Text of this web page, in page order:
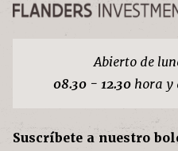
Abierto de
08.30 - 12.30 hora y
Suscríbete a nuestro